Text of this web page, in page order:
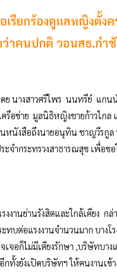
รียกร้องดูแลหญิงตั้ง
ว่าคนปกติ วอนสธ.ก
นางสาวศรีไพร นนทรีย์ แกน
ครือข่าย มูลนิธิหญิงชายก้าวไก
หนังสือถึงนายอนุทิน ชาญวีรกู
ำกระทรวงสาธารณสุข เพื่อข
านย่านรังสิตและใกล้เคียง กล่
บต่อแรงงานจำนวนมาก บางโ
เจอก็ไม่มีเตียงรักษา ,บริษัทบา
ทั้งยังเปิดบริษัทฯ ให้คนงานเข้